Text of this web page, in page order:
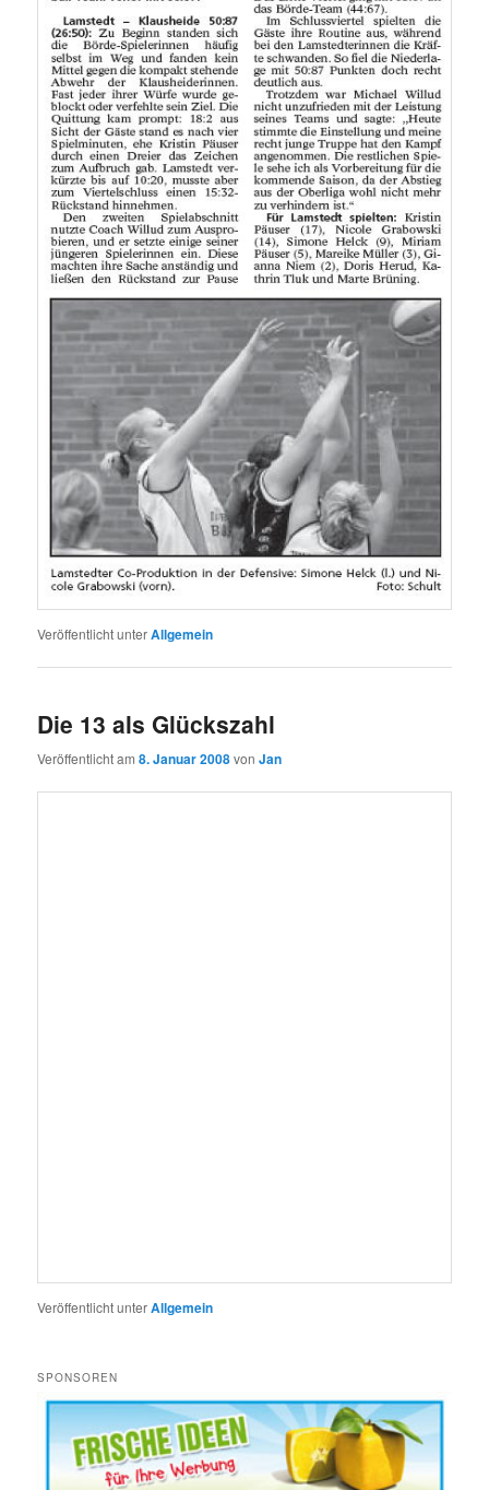
Veröffentlicht unterAllgemein
Die 13 als Glückszahl
Veröffentlicht am8. Januar 2008vonJan
Veröffentlicht unterAllgemein
SPONSOREN